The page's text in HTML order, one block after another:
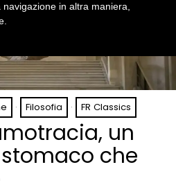
· Filosofia · FR Classics
un
che
in altra maniera,